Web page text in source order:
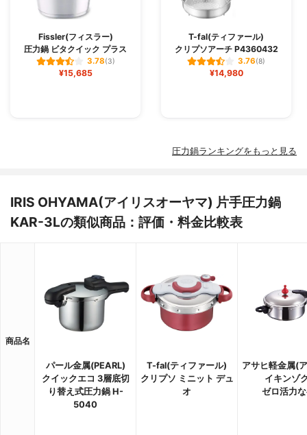
Fissler(フィスラー)
圧力鍋 ビタクイック プラス
3.78(3)
¥15,685
T-fal(ティファール)
クリプソアーチ P4360432
3.76(8)
¥14,980
圧力鍋ランキングをもっと見る
IRIS OHYAMA(アイリスオーヤマ) 片手圧力鍋
KAR-3Lの類似商品：評価・料金比較表
商品名
パール金属(PEARL)
クイックエコ 3層底切
り替え式圧力鍋 H-
5040
T-fal(ティファール)
クリプソ ミニット デュ
オ
アサヒ軽金属(
イキンゾ
ゼロ活力